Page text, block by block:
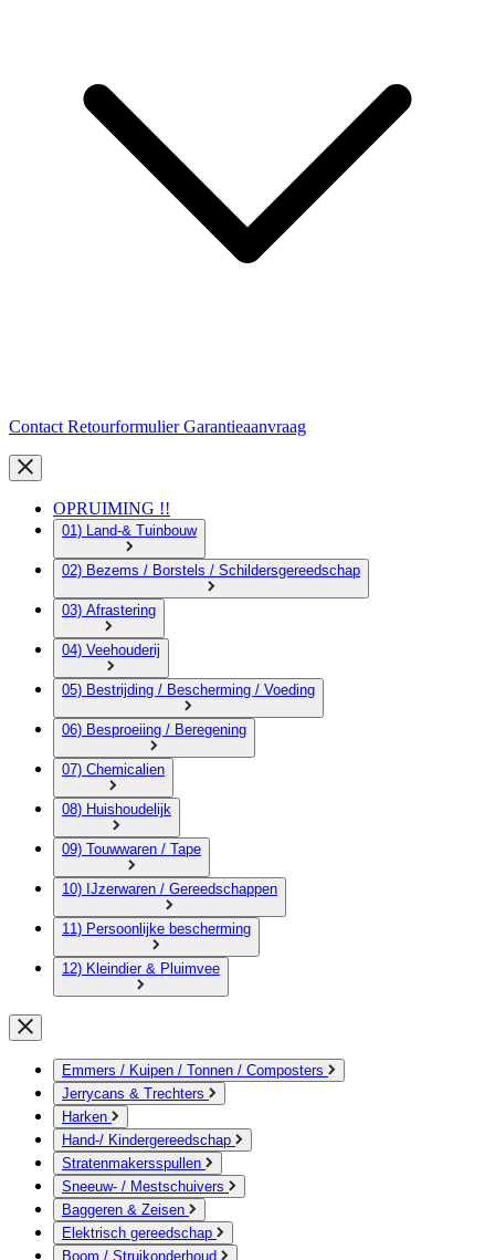
Contact RetourformulierGarantieaanvraag
OPRUIMING !!
01) Land-& Tuinbouw
02) Bezems / Borstels / Schildersgereedschap
03) Afrastering
04) Veehouderij
05) Bestrijding / Bescherming / Voeding
06) Besproeiing / Beregening
07) Chemicalien
08) Huishoudelijk
09) Touwwaren / Tape
10) IJzerwaren / Gereedschappen
11) Persoonlijke bescherming
12) Kleindier & Pluimvee
Emmers / Kuipen / Tonnen / Composters
Jerrycans & Trechters
Harken
Hand-/ Kindergereedschap
Stratenmakersspullen
Sneeuw- / Mestschuivers
Baggeren & Zeisen
Elektrisch gereedschap
Boom / Struikonderhoud